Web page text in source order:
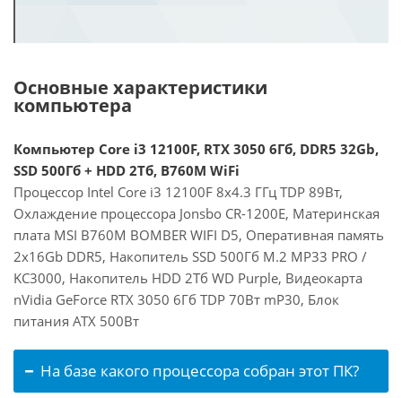
Основные характеристики
компьютера
Компьютер Core i3 12100F, RTX 3050 6Гб, DDR5 32Gb,
SSD 500Гб + HDD 2Тб, B760M WiFi
Процессор Intel Core i3 12100F 8x4.3 ГГц TDP 89Вт,
Охлаждение процессора Jonsbo CR-1200E, Материнская
плата MSI B760M BOMBER WIFI D5, Оперативная память
2x16Gb DDR5, Накопитель SSD 500Гб M.2 MP33 PRO /
KC3000, Накопитель HDD 2Тб WD Purple, Видеокарта
nVidia GeForce RTX 3050 6Гб TDP 70Вт mP30, Блок
питания ATX 500Вт
На базе какого процессора собран этот ПК?